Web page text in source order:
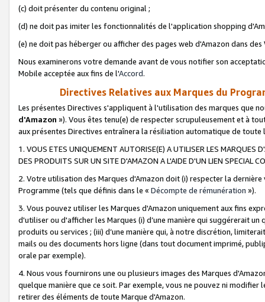
(c) doit présenter du contenu original ;
(d) ne doit pas imiter les fonctionnalités de l'application shopping
(e) ne doit pas héberger ou afficher des pages web d'Amazon dans
Nous examinerons votre demande avant de vous notifier son
Mobile acceptée aux fins de l'Accord.
Directives Relatives aux Marques du
Les présentes Directives s'appliquent à l'utilisation des marques que
d'Amazon »). Vous êtes tenu(e) de respecter scrupuleusement et à
aux présentes Directives entraînera la résiliation automatique de
1. VOUS ETES UNIQUEMENT AUTORISE(E) A UTILISER LES MARQUES
DES PRODUITS SUR UN SITE D'AMAZON A L'AIDE D'UN LIEN SPECIAL
2. Votre utilisation des Marques d'Amazon doit (i) respecter la
Programme (tels que définis dans le « Décompte de rémunération »).
3. Vous pouvez utiliser les Marques d'Amazon uniquement aux fins
d'utiliser ou d'afficher les Marques (i) d’une manière qui suggérerait
produits ou services ; (iii) d’une manière qui, à notre discrétion,
mails ou des documents hors ligne (dans tout document imprimé,
orale par exemple).
4. Nous vous fournirons une ou plusieurs images des Marques
quelque manière que ce soit. Par exemple, vous ne pouvez ni
retirer des éléments de toute Marque d'Amazon.